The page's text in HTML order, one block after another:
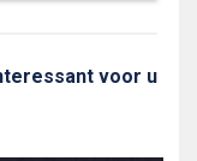
voor u